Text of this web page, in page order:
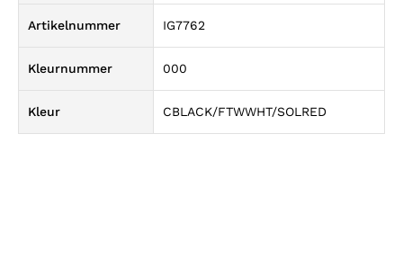
Artikelnummer IG7762
Kleurnummer 000
Kleur CBLACK/FTWWHT/SOLRED